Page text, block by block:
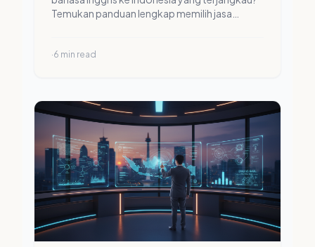
Temukan panduan lengkap memilih jasa
·6 min read